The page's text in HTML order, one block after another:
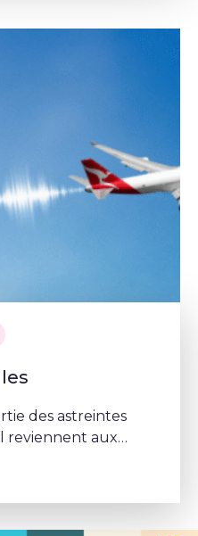
des astreintes
reviennent aux